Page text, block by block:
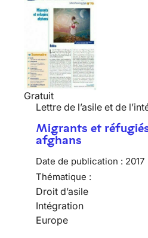
Gratuit
Lettre de l’asile et de
Migrants et
afghans
Date de publication : 2017
Thématique :
Droit d’asile
Intégration
Europe